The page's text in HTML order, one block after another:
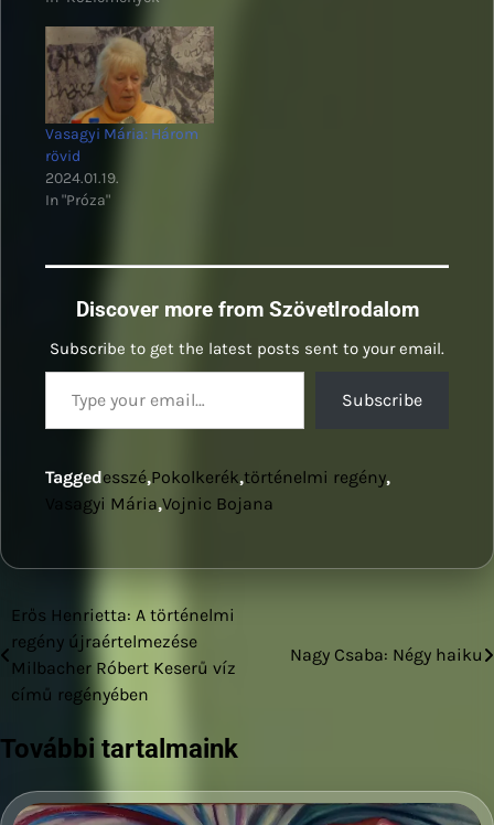
Vasagyi Mária: Három
rövid
2024.01.19.
In "Próza"
Discover more from SzövetIrodalom
Subscribe to get the latest posts sent to your email.
Type your email…
Subscribe
Taggedesszé,Pokolkerék,történelmi regény,
Vasagyi Mária,Vojnic Bojana
Bejegyzés
navigáció
Erős Henrietta: A történelmi
regény újraértelmezése
Milbacher Róbert Keserű víz
című regényében
Nagy Csaba: Négy haiku
További tartalmaink